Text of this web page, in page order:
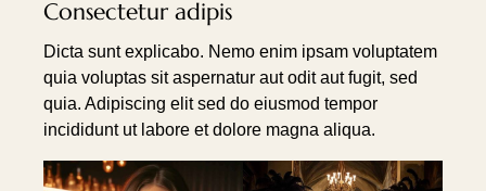
Consectetur adipis
Dicta sunt explicabo. Nemo enim ipsam voluptatem
quia voluptas sit aspernatur aut odit aut fugit, sed
quia. Adipiscing elit sed do eiusmod tempor
incididunt ut labore et dolore magna aliqua.